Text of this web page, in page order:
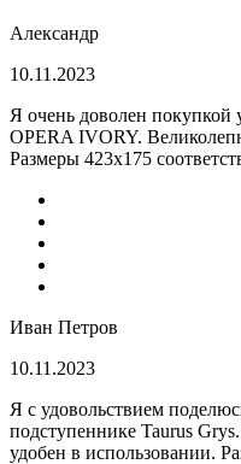
Александр
10.11.2023
Я очень доволен покупкой
OPERA IVORY.
Размеры 423х175
Иван Петров
10.11.2023
Я с удовольствием
подступеннике Taurus
удобен в использовании.